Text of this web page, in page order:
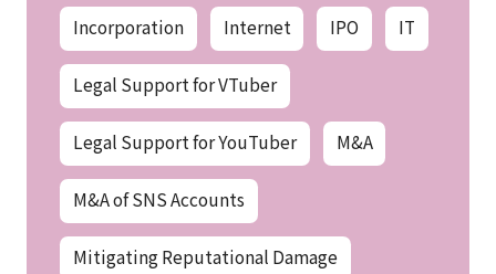
Incorporation Internet IPO IT
Legal Support for VTuber
Legal Support for YouTuber M&A
M&A of SNS Accounts
Mitigating Reputational Damage